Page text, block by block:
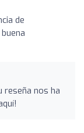
de
reseña nos ha